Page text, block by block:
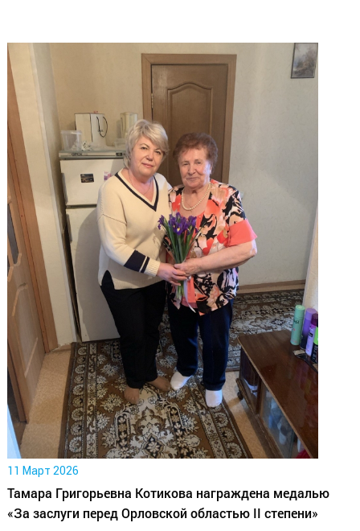
11 Март 2026
Тамара Григорьевна Котикова награждена медалью
«За заслуги перед Орловской областью II степени»